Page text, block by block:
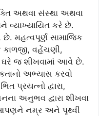
અથવા સંસ્થા અથવા
વ્યાખ્યાયિત કરે છે.
મહત્વપૂર્ણ સામાજિક
વહેંચણી,
જ શીખવામાં આવે છે.
અભ્યાસ કરવો
પ્રયત્નો દ્વારા,
અનુભવ દ્વારા શીખવા
નમ્ર અને પૃથ્વી